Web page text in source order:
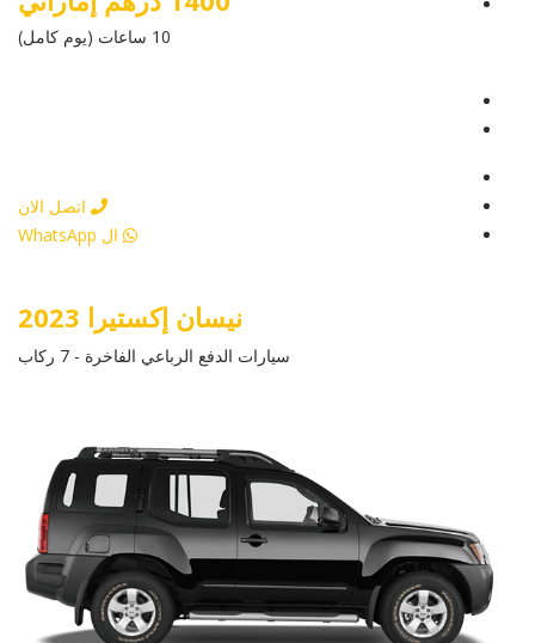
10 ساعات (يوم كامل)
اتصل الان
ال WhatsApp
نيسان إكستيرا 2023
سيارات الدفع الرباعي الفاخرة - 7 ركاب